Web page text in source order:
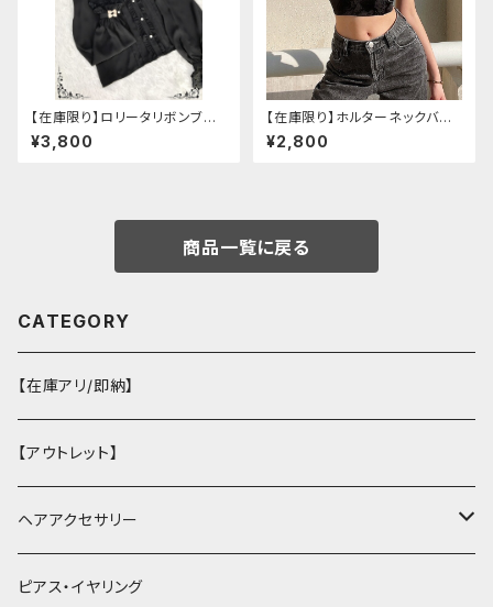
【在庫限り】ロリータリボンブラ
ウス：フリーサイズ
¥3,800
【在庫限り】ホルターネックバッ
クリボンチャイナシャツ
¥2,800
商品一覧に戻る
CATEGORY
【在庫アリ/即納】
【アウトレット】
ヘアアクセサリー
ヘアクリップ
ピアス・イヤリング